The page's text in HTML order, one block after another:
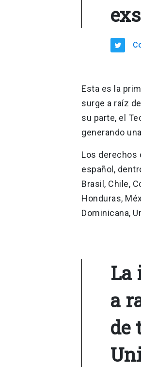
Esta es la
surge a raíz
su parte, el
generando
Los derechos
español,
Brasil, Chile,
Honduras,
Dominicana,
La
a
de